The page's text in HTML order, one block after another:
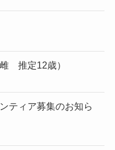
推定12歳）
ティア募集のお知ら